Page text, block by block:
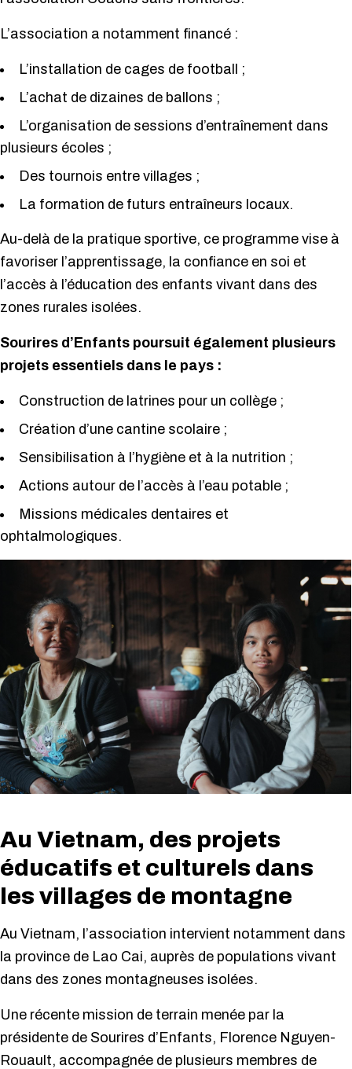
L’association a notamment financé :
L’installation de cages de football ;
L’achat de dizaines de ballons ;
L’organisation de sessions d’entraînement dans
plusieurs écoles ;
Des tournois entre villages ;
La formation de futurs entraîneurs locaux.
Au-delà de la pratique sportive, ce programme vise à
favoriser l’apprentissage, la confiance en soi et
l’accès à l’éducation des enfants vivant dans des
zones rurales isolées.
Sourires d’Enfants poursuit également plusieurs
projets essentiels dans le pays :
Construction de latrines pour un collège ;
Création d’une cantine scolaire ;
Sensibilisation à l’hygiène et à la nutrition ;
Actions autour de l’accès à l’eau potable ;
Missions médicales dentaires et
ophtalmologiques.
Au Vietnam, des projets
éducatifs et culturels dans
les villages de montagne
Au Vietnam, l’association intervient notamment dans
la province de Lao Cai, auprès de populations vivant
dans des zones montagneuses isolées.
Une récente mission de terrain menée par la
présidente de Sourires d’Enfants, Florence Nguyen-
Rouault, accompagnée de plusieurs membres de